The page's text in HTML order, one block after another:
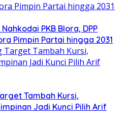
PKB Blora, DPP
Pimpin Partai hingga 2031
Tambah Kursi,
Jadi Kunci Pilih Arif